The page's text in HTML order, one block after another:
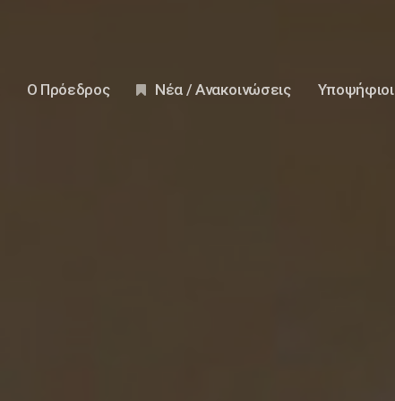
Ο Πρόεδρος Νέα / Ανακοινώσεις Υποψήφιοι